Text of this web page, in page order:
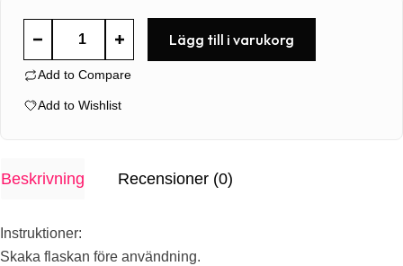
Glass
Freezer
Lägg till i varukorg
Add to Compare
Add to Wishlist
Beskrivning Recensioner (0)
Instruktioner:
Skaka flaskan före användning.